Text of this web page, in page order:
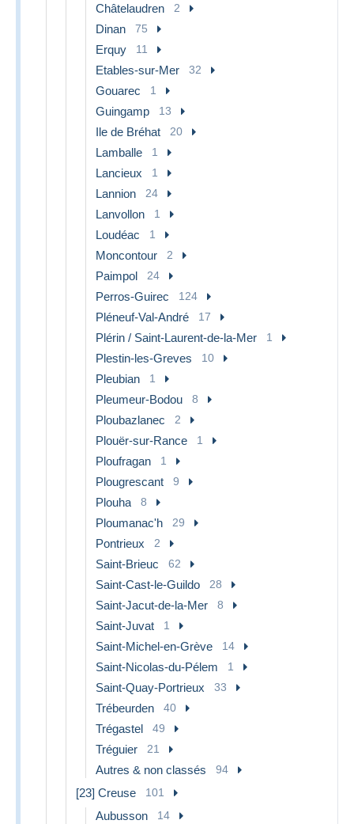
Châtelaudren 2
Dinan 75
Erquy 11
Etables-sur-Mer 32
Gouarec 1
Guingamp 13
Ile de Bréhat 20
Lamballe 1
Lancieux 1
Lannion 24
Lanvollon 1
Loudéac 1
Moncontour 2
Paimpol 24
Perros-Guirec 124
Pléneuf-Val-André 17
Plérin / Saint-Laurent-de-la-Mer 1
Plestin-les-Greves 10
Pleubian 1
Pleumeur-Bodou 8
Ploubazlanec 2
Plouër-sur-Rance 1
Ploufragan 1
Plougrescant 9
Plouha 8
Ploumanac'h 29
Pontrieux 2
Saint-Brieuc 62
Saint-Cast-le-Guildo 28
Saint-Jacut-de-la-Mer 8
Saint-Juvat 1
Saint-Michel-en-Grève 14
Saint-Nicolas-du-Pélem 1
Saint-Quay-Portrieux 33
Trébeurden 40
Trégastel 49
Tréguier 21
Autres & non classés 94
[23] Creuse 101
Aubusson 14